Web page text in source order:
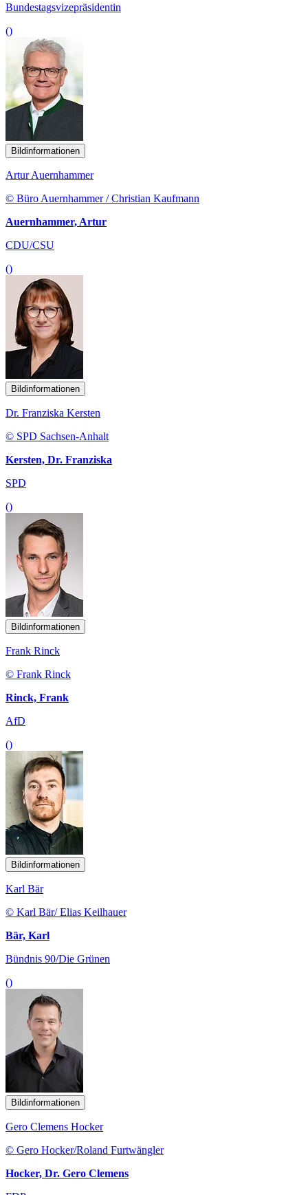
Bundestagsvizepräsidentin
()
Bildinformationen
Artur Auernhammer
© Büro Auernhammer / Christian Kaufmann
Auernhammer, Artur
CDU/CSU
()
Bildinformationen
Dr. Franziska Kersten
© SPD Sachsen-Anhalt
Kersten, Dr. Franziska
SPD
()
Bildinformationen
Frank Rinck
© Frank Rinck
Rinck, Frank
AfD
()
Bildinformationen
Karl Bär
© Karl Bär/ Elias Keilhauer
Bär, Karl
Bündnis 90/Die Grünen
()
Bildinformationen
Gero Clemens Hocker
© Gero Hocker/Roland Furtwängler
Hocker, Dr. Gero Clemens